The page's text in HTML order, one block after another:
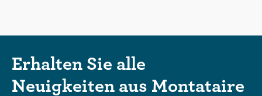
Erhalten Sie alle
Neuigkeiten aus Montataire